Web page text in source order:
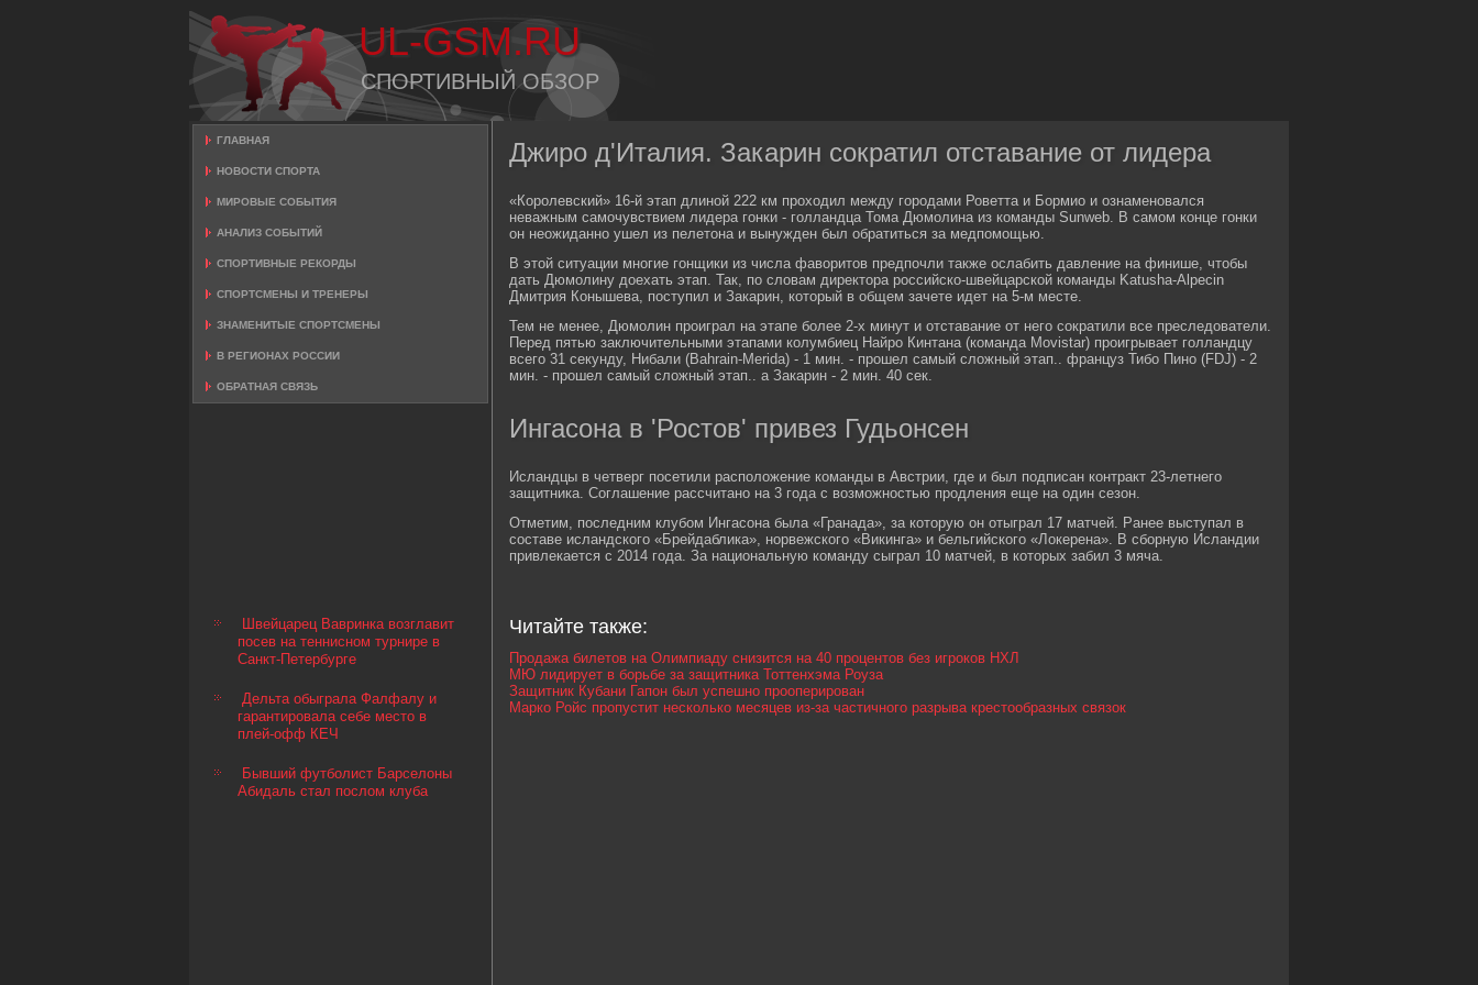
UL-GSM.RU
СПОРТИВНЫЙ ОБЗОР
ГЛАВНАЯ
НОВОСТИ СПОРТА
МИРОВЫЕ СОБЫТИЯ
АНАЛИЗ СОБЫТИЙ
СПОРТИВНЫЕ РЕКОРДЫ
СПОРТСМЕНЫ И ТРЕНЕРЫ
ЗНАМЕНИТЫЕ СПОРТСМЕНЫ
В РЕГИОНАХ РОССИИ
ОБРАТНАЯ СВЯЗЬ
Швейцарец Вавринка возглавит
посев на теннисном турнире в
Санкт-Петербурге
Дельта обыграла Фалфалу и
гарантировала себе место в
плей-офф КЕЧ
Бывший футболист Барселоны
Абидаль стал послом клуба
Джиро д'Италия. Закарин сократил отставание от лидера
«Королевский» 16-й этап длиной 222 км проходил между городами Роветта и Бормио и ознаменовался
неважным самочувствием лидера гонки - голландца Тома Дюмолина из команды Sunweb. В самом конце гонки
он неожиданно ушел из пелетона и вынужден был обратиться за медпомощью.
В этой ситуации многие гонщики из числа фаворитов предпочли также ослабить давление на финише, чтобы
дать Дюмолину доехать этап. Так, по словам директора российско-швейцарской команды Katusha-Alpecin
Дмитрия Конышева, поступил и Закарин, который в общем зачете идет на 5-м месте.
Тем не менее, Дюмолин проиграл на этапе более 2-х минут и отставание от него сократили все преследователи.
Перед пятью заключительными этапами колумбиец Найро Кинтана (команда Movistar) проигрывает голландцу
всего 31 секунду, Нибали (Bahrain-Merida) - 1 мин. - прошел самый сложный этап.. француз Тибо Пино (FDJ) - 2
мин. - прошел самый сложный этап.. а Закарин - 2 мин. 40 сек.
Ингасона в 'Ростов' привез Гудьонсен
Исландцы в четверг посетили расположение команды в Австрии, где и был подписан контракт 23-летнего
защитника. Соглашение рассчитано на 3 года с возможностью продления еще на один сезон.
Отметим, последним клубом Ингасона была «Гранада», за которую он отыграл 17 матчей. Ранее выступал в
составе исландского «Брейдаблика», норвежского «Викинга» и бельгийского «Локерена». В сборную Исландии
привлекается с 2014 года. За национальную команду сыграл 10 матчей, в которых забил 3 мяча.
Читайте также:
Продажа билетов на Олимпиаду снизится на 40 процентов без игроков НХЛ
МЮ лидирует в борьбе за защитника Тоттенхэма Роуза
Защитник Кубани Гапон был успешно прооперирован
Марко Ройс пропустит несколько месяцев из-за частичного разрыва крестообразных связок